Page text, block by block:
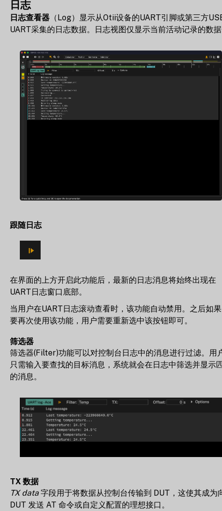
日志
日志查看器 （Log）显示从Otii设备的UART引脚或第三方
UART采集的日志数据。日志视图仅显示当前活动记录的数
跟随日志
在界面的上方开启此功能后，最新的日志消息将始终出现在
UART日志窗口底部。
当用户在UART日志滚动查看时，该功能自动禁用。之后如
要再次使用该功能，用户需要重新选中该按钮即可。
筛选器
筛选器(Filter)功能可以对控制台日志中的消息进行过滤。用
只需输入要查找的目标消息，系统就会在日志中筛选并显示
的消息。
TX 数据
TX data字段用于将数据从控制台传输到 DUT，这使其成为
DUT 发送 AT 命令或自定义配置的理想接口。